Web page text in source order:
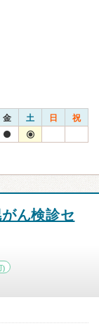
金 土 日 祝
ん検診セ
)